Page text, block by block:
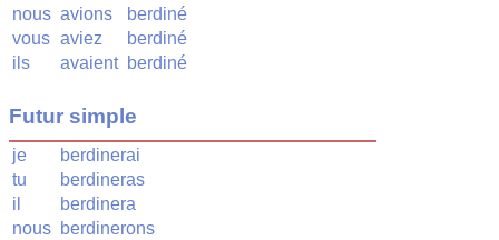
nous avions
berdiné
vous aviez
berdiné
ils
avaient berdiné
Futur simple
je
berdinerai
tu
berdineras
il
berdinera
nous berdinerons